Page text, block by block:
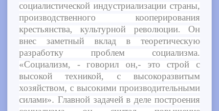
социалистической индустриализации страны,
производственного кооперирования
крестьянства, культурной революции. Он
внес заметный вклад в теоретическую
разработку проблем социализма.
«Социализм, - говорил он,- это строй с
высокой техникой, с высокоразвитым
хозяйством, с высокими производительными
силами». Главной задачей в деле построения